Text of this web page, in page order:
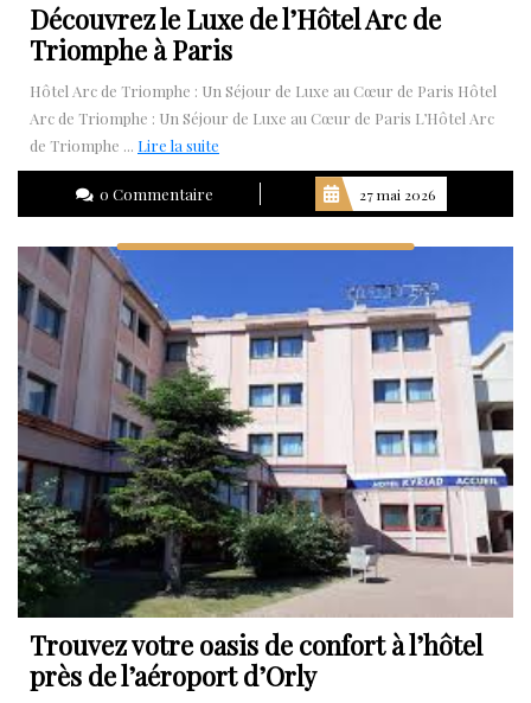
Découvrez le Luxe de l’Hôtel Arc de
Triomphe à Paris
Hôtel Arc de Triomphe : Un Séjour de Luxe au Cœur de Paris Hôtel
Arc de Triomphe : Un Séjour de Luxe au Cœur de Paris L’Hôtel Arc
de Triomphe ... Lire la suite
la
0 Commentaire 27 mai 2026
Trouvez votre oasis de confort à l’hôtel
près de l’aéroport d’Orly